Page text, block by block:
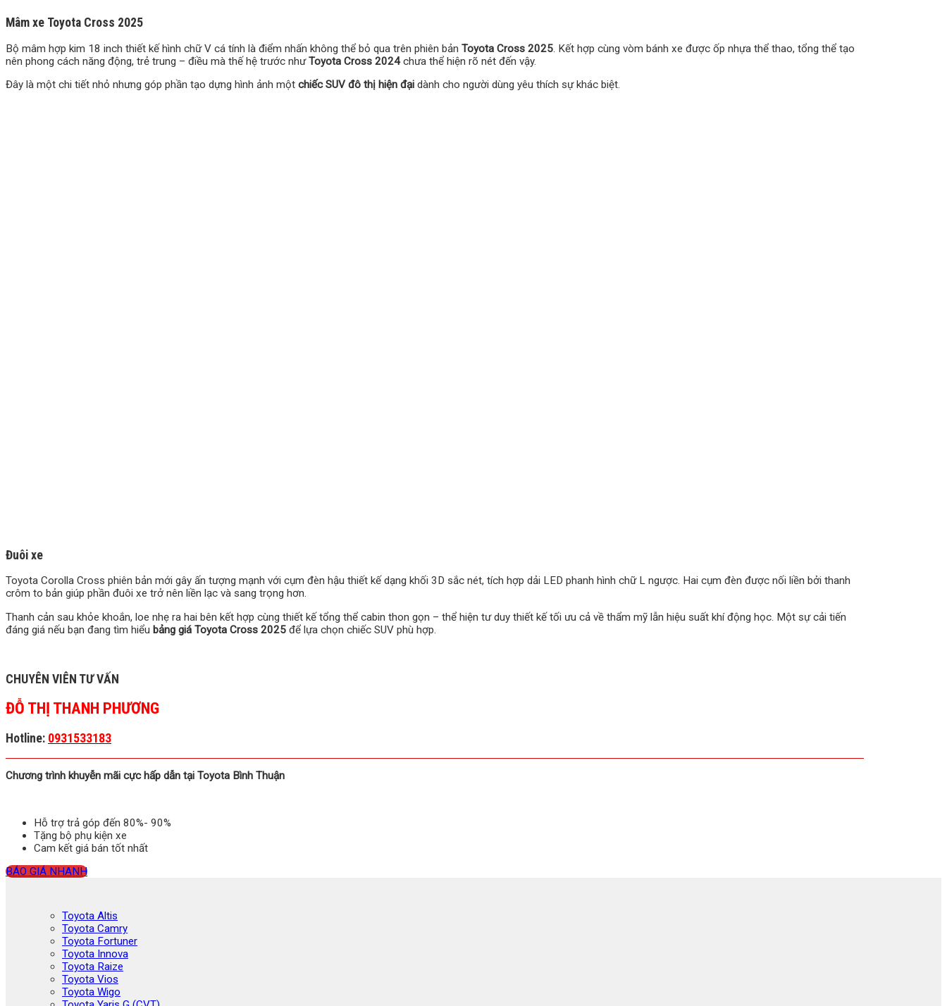
Mâm xe Toyota Cross 2025
Bộ mâm hợp kim 18 inch thiết kế hình chữ V cá tính là điểm nhấn không thể bỏ qua trên phiên bản Toyota Cross 2025. Kết hợp cùng vòm bánh xe được ốp nhựa thể thao, tổng thể tạo
nên phong cách năng động, trẻ trung – điều mà thế hệ trước nhưToyota Cross 2024chưa thể hiện rõ nét đến vậy.
Đây là một chi tiết nhỏ nhưng góp phần tạo dựng hình ảnh một chiếc SUV đô thị hiện đại dành cho người dùng yêu thích sự khác biệt.
Đuôi xe
Toyota Corolla Cross phiên bản mới gây ấn tượng mạnh với cụm đèn hậu thiết kế dạng khối 3D sắc nét, tích hợp dải LED phanh hình chữ L ngược. Hai cụm đèn được nối liền bởi thanh
crôm to bản giúp phần đuôi xe trở nên liền lạc và sang trọng hơn.
Thanh cản sau khỏe khoắn, loe nhẹ ra hai bên kết hợp cùng thiết kế tổng thể cabin thon gọn – thể hiện tư duy thiết kế tối ưu cả về thẩm mỹ lẫn hiệu suất khí động học. Một sự cải tiến
đáng giá nếu bạn đang tìm hiểu bảng giá Toyota Cross 2025 để lựa chọn chiếc SUV phù hợp.
CHUYÊN VIÊN TƯ VẤN
ĐỖ THỊ THANH PHƯƠNG
Hotline: 0931533183
Chương trình khuyễn mãi cực hấp dẫn tại Toyota Bình Thuận
Hỗ trợ trả góp đến 80%- 90%
Tặng bộ phụ kiện xe
Cam kết giá bán tốt nhất
BÁO GIÁ NHANH
Toyota Altis
Toyota Camry
Toyota Fortuner
Toyota Innova
Toyota Raize
Toyota Vios
Toyota Wigo